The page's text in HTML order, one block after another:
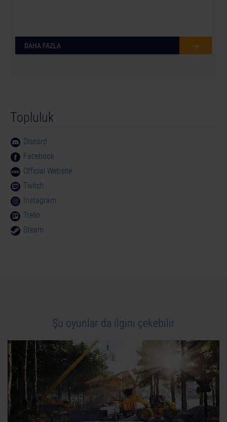
DAHA FAZLA
Topluluk
Discord
Facebook
Official Website
Twitch
Instagram
Trello
Steam
Şu oyunlar da ilgini çekebilir